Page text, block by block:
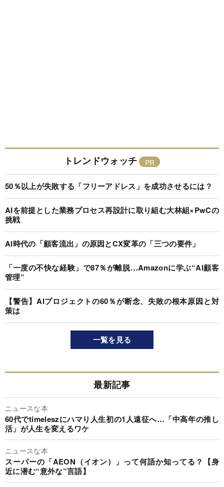
トレンドウォッチ
50％以上が失敗する「フリーアドレス」を成功させるには？
AIを前提とした業務プロセス再設計に取り組む大林組×PwCの
挑戦
AI時代の「顧客流出」の原因とCX変革の「三つの要件」
「一度の不快な経験」で87％が離脱…Amazonに学ぶ“AI顧客
管理”
【警告】AIプロジェクトの60％が断念、失敗の根本原因と対
策は
一覧を見る
最新記事
ニュースな本
60代でtimeleszにハマり人生初の1人遠征へ…「中高年の推し
活」が人生を変えるワケ
ニュースな本
スーパーの「AEON（イオン）」って何語か知ってる？【身
近に潜む“意外な”言語】